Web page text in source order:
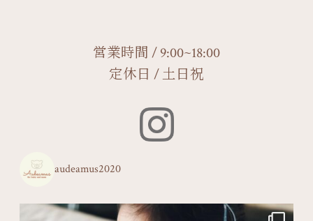
営業時間 / 9:00~18:00
定休日 / 土日祝
audeamus2020